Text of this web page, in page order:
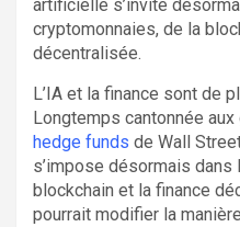
artificielle s’invite
cryptomonnaies, de la
décentralisée.
L’IA et la finance sont de
Longtemps cantonnée
hedge funds de Wall
s’impose désormais
blockchain et la finance
pourrait modifier la